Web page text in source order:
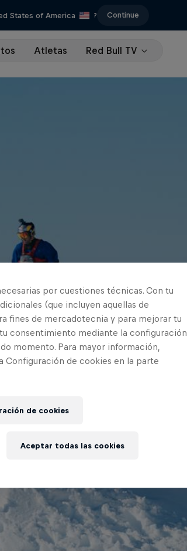
States of America ? Continue
Atletas Red Bull TV
por cuestiones técnicas. Con tu
(que incluyen aquellas de
fines de mercadotecnia y para mejorar tu
consentimiento mediante la configuración
momento. Para mayor información,
Configuración de cookies en la parte
de cookies
Aceptar todas las cookies